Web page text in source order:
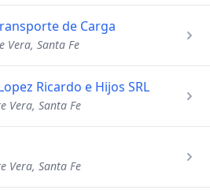
de Carga
Vera, Santa Fe
Ricardo e Hijos SRL
Vera, Santa Fe
Vera, Santa Fe